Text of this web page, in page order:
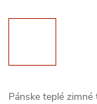
Pánske teplé